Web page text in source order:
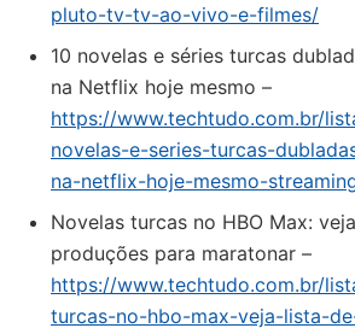
pluto-tv-tv-ao-vivo-e-filmes/
10 novelas e séries turcas
na Netflix hoje mesmo –
https://www.techtudo.com.br/
novelas-e-series-turcas-
na-netflix-hoje-mesmo-
Novelas turcas no HBO Max:
produções para maratonar –
https://www.techtudo.com.br/
turcas-no-hbo-max-veja-lista-